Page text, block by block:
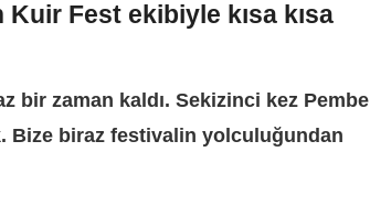
Kuir Fest ekibiyle kısa kısa
bir zaman kaldı. Sekizinci kez Pembe
Bize biraz festivalin yolculuğundan